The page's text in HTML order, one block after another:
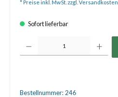
* Preise inkl. MwSt. zzgl. Versandkosten
Sofort lieferbar
Bestellnummer: 246